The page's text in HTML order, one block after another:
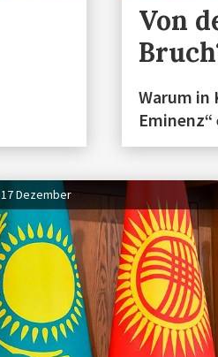
Von
Warum in
17 Dezember